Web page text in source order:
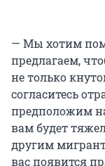
— Мы хотим
предлагаем,
не только
согласитесь
предположим
вам будет
другим
вас появится